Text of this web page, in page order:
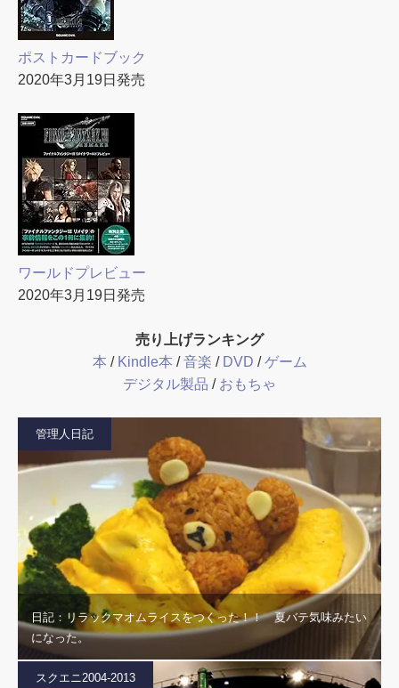
ポストカードブック
2020年3月19日発売
ワールドプレビュー
2020年3月19日発売
売り上げランキング
本 / Kindle本 /音楽 / DVD /ゲーム
デジタル製品 / おもちゃ
管理人日記
日記：リラックマオムライスをつくった！！ 夏バテ気味みたい
になった。
スクエニ2004-2013